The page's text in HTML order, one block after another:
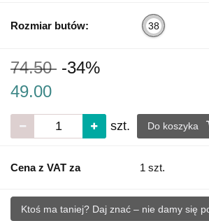
Rozmiar butów: 38
74.50 -34%
49.00
szt. Do koszyka
Cena z VAT za 1 szt.
Ktoś ma taniej? Daj znać – nie damy się